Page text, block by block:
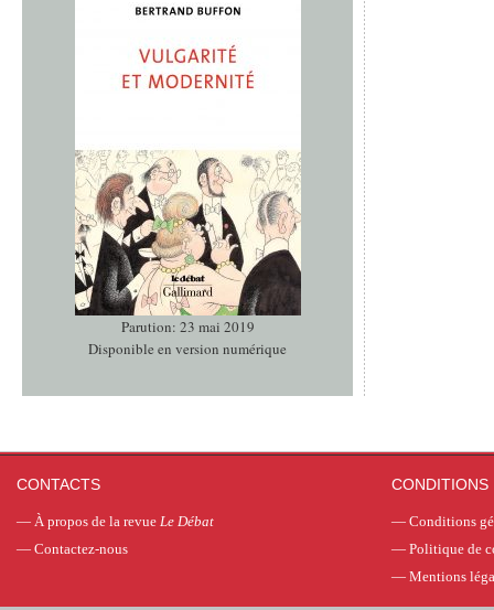
Parution: 23 mai 2019
Disponible en version numérique
CONTACTS
— À propos de la revue Le Débat
— Contactez-nous
CONDITIONS
— Conditions
— Politique de
— Mentions